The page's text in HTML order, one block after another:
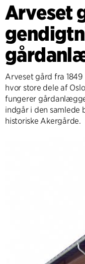
Arveset
Arveset gård fra
hvor store dele af
fungerer
indgår i den samlede
historiske Akergårde.